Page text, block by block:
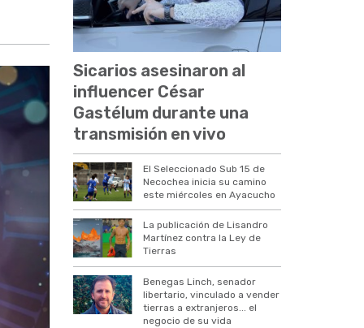
Sicarios asesinaron al
influencer César
Gastélum durante una
transmisión en vivo
El Seleccionado Sub 15 de
Necochea inicia su camino
este miércoles en Ayacucho
La publicación de Lisandro
Martínez contra la Ley de
Tierras
Benegas Linch, senador
libertario, vinculado a vender
tierras a extranjeros... el
negocio de su vida